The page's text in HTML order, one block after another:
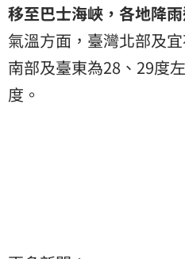
移至巴士海峽，各地降
氣溫方面，臺灣北部及
南部及臺東為28、29度
度。